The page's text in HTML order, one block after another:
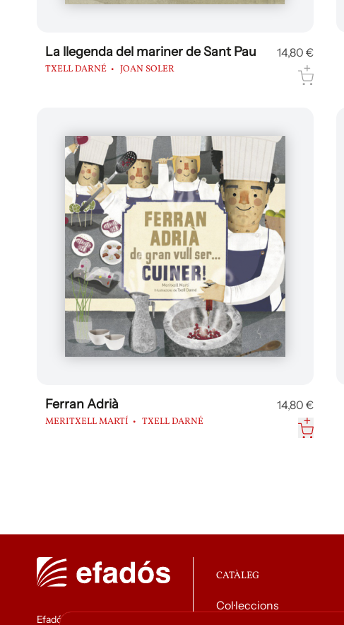
La llegenda del mariner de Sant Pau
TXELL DARNÉ JOAN SOLER
14,80 €
Ferran Adrià
MERITXELL MARTÍ TXELL DARNÉ
14,80 €
Efadós
CATÀLEG
Col·leccions